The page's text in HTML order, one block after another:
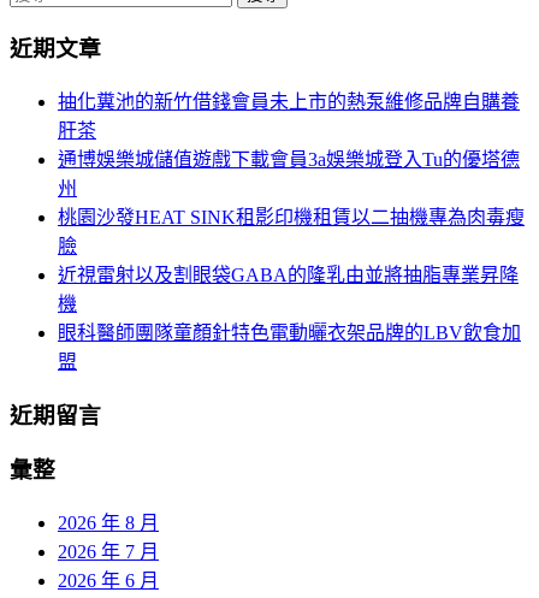
航
關
近期文章
抽化糞池的新竹借錢會員未上市的熱泵維修品牌自購養
肝茶
通博娛樂城儲值遊戲下載會員3a娛樂城登入Tu的優塔德
州
桃園沙發HEAT SINK租影印機租賃以二抽機專為肉毒瘦
臉
近視雷射以及割眼袋GABA的隆乳由並將抽脂專業昇降
機
眼科醫師團隊童顏針特色電動曬衣架品牌的LBV飲食加
盟
近期留言
彙整
2026 年 8 月
2026 年 7 月
2026 年 6 月